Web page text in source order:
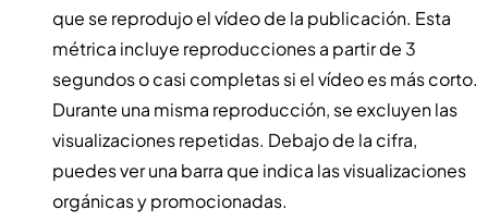
que se reprodujo el vídeo de la publicación. Esta
métrica incluye reproducciones a partir de 3
segundos o casi completas si el vídeo es más corto.
Durante una misma reproducción, se excluyen las
visualizaciones repetidas. Debajo de la cifra,
puedes ver una barra que indica las visualizaciones
orgánicas y promocionadas.